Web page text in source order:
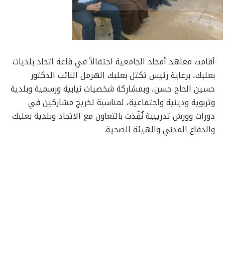
أقامت معاهد أمجاد الجامعية احتفالاً في قاعة اتحاد بلديات
بعلبك، برعاية رئيس تكتل بعلبك الهرمل النائب الدكتور
حسين الحاج حسن، وبمشاركة شخصيات نيابية ورسمية وبلدية
وتربوية ودينية واجتماعية، لمناسبة تخريج مشاركين في
دورات وورش تدريبية نُفِّذت بالتعاون مع الاتحاد وبلدية بعلبك
والدفاع المدني والهيئة الصحية.